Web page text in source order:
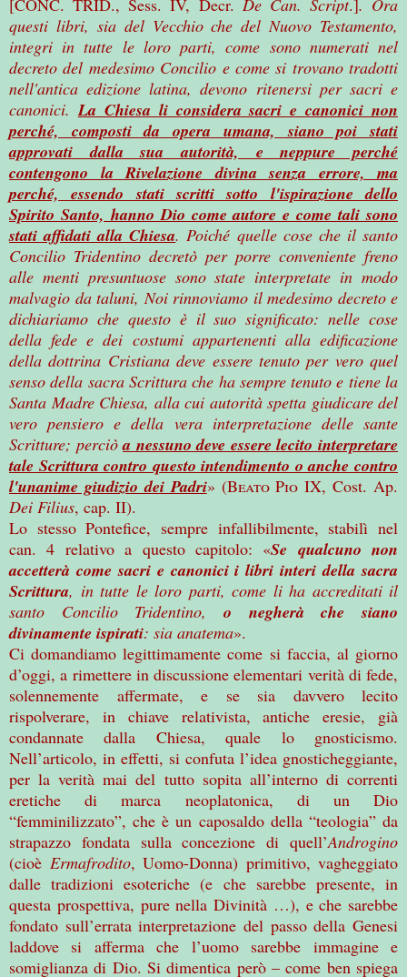
[CONC. TRID., Sess. IV, Decr. De Can. Script.]. Ora
questi libri, sia del Vecchio che del Nuovo Testamento,
integri in tutte le loro parti, come sono numerati nel
decreto del medesimo Concilio e come si trovano tradotti
nell'antica edizione latina, devono ritenersi per sacri e
canonici.La Chiesa li considera sacri e canonici non
perché, composti da opera umana, siano poi stati
approvati dalla sua autorità, e neppure perché
contengono la Rivelazione divina senza errore, ma
perché, essendo stati scritti sotto l'ispirazione dello
Spirito Santo, hanno Dio come autore e come tali sono
stati affidati alla Chiesa. Poiché quelle cose che il santo
Concilio Tridentino decretò per porre conveniente freno
alle menti presuntuose sono state interpretate in modo
malvagio da taluni, Noi rinnoviamo il medesimo decreto e
dichiariamo che questo è il suo significato: nelle cose
della fede e dei costumi appartenenti alla edificazione
della dottrina Cristiana deve essere tenuto per vero quel
senso della sacra Scrittura che ha sempre tenuto e tiene la
Santa Madre Chiesa, alla cui autorità spetta giudicare del
vero pensiero e della vera interpretazione delle sante
Scritture; perciòa nessuno deve essere lecito interpretare
tale Scrittura contro questo intendimento o anche contro
l'unanime giudizio dei Padri» (Beato Pio IX, Cost. Ap.
Dei Filius, cap. II).
Lo stesso Pontefice, sempre infallibilmente, stabilì nel
can. 4 relativo a questo capitolo: «Se qualcuno non
accetterà come sacri e canonici i libri interi della sacra
Scrittura, in tutte le loro parti, come li ha accreditati il
santo Concilio Tridentino, o negherà che siano
divinamente ispirati: sia anatema».
Ci domandiamo legittimamente come si faccia, al giorno
d’oggi, a rimettere in discussione elementari verità di fede,
solennemente affermate, e se sia davvero lecito
rispolverare, in chiave relativista, antiche eresie, già
condannate dalla Chiesa, quale lo gnosticismo.
Nell’articolo, in effetti, si confuta l’idea gnosticheggiante,
per la verità mai del tutto sopita all’interno di correnti
eretiche di marca neoplatonica, di un Dio
“femminilizzato”, che è un caposaldo della “teologia” da
strapazzo fondata sulla concezione di quell’Androgino
(cioè Ermafrodito, Uomo-Donna) primitivo, vagheggiato
dalle tradizioni esoteriche (e che sarebbe presente, in
questa prospettiva, pure nella Divinità …), e che sarebbe
fondato sull’errata interpretazione del passo della Genesi
laddove si afferma che l’uomo sarebbe immagine e
somiglianza di Dio. Si dimentica però – come ben spiega